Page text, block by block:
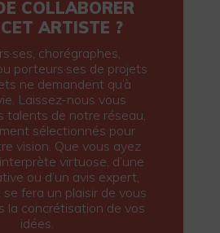
COLLABORER
ARTISTE ?
chorégraphes,
porteurs·ses de projets
ne demandent qu’à
Laissez-nous vous
talents de notre réseau,
sélectionnés pour
vision. Que vous ayez
virtuose, d’une
ou d’un avis expert,
fera un plaisir de vous
la concrétisation de vos
idées.